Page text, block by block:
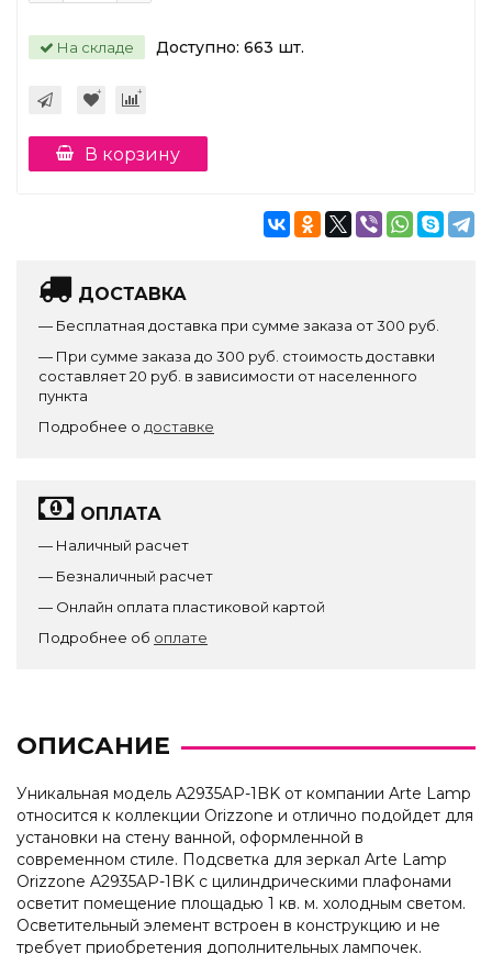
На складе Доступно: 663 шт.
В корзину
ДОСТАВКА
— Бесплатная доставка при сумме заказа от 300 руб.
— При сумме заказа до 300 руб. стоимость доставки
составляет 20 руб. в зависимости от населенного
пункта
Подробнее о доставке
ОПЛАТА
— Наличный расчет
— Безналичный расчет
— Онлайн оплата пластиковой картой
Подробнее об оплате
ОПИСАНИЕ
Уникальная модель A2935AP-1BK от компании Arte Lamp
относится к коллекции Orizzone и отлично подойдет для
установки на стену ванной, оформленной в
современном стиле. Подсветка для зеркал Arte Lamp
Orizzone A2935AP-1BK с цилиндрическими плафонами
осветит помещение площадью 1 кв. м. холодным светом.
Осветительный элемент встроен в конструкцию и не
требует приобретения дополнительных лампочек.